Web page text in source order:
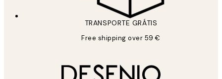
TRANSPORTE GRÁTIS
Free shipping over 59 €